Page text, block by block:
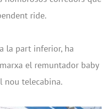
ride.
la part inferior, ha
el remuntador baby
nou telecabina.